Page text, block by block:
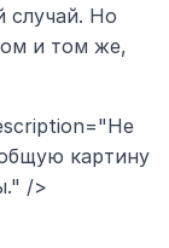
случай. Но
и том же,
картину
/>